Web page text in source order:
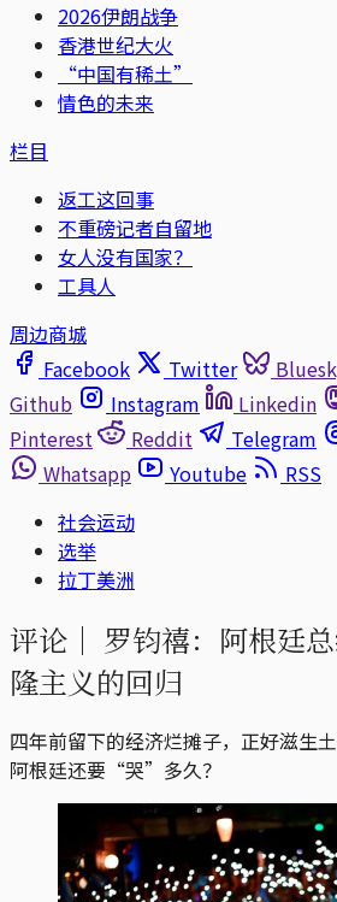
2026伊朗战争
香港世纪大火
“中国有稀土”
情色的未来
栏目
返工这回事
不重磅记者自留地
女人没有国家？
工具人
周边商城
Facebook
Twitter
Github
Instagram Linkedin
Pinterest
Reddit Telegram
Whatsapp
Youtube
RSS
社会运动
选举
拉丁美洲
评论｜ 罗钧禧：阿根廷
隆主义的回归
四年前留下的经济烂摊子，正好滋生
阿根廷还要“哭”多久？